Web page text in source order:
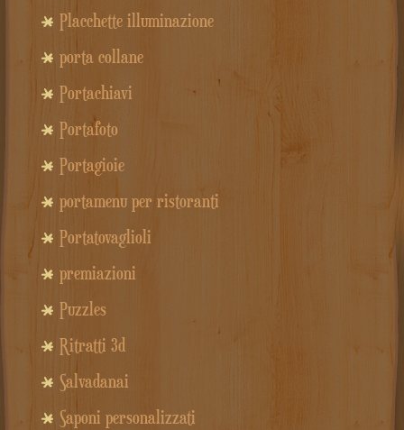
Placchette illuminazione
porta collane
Portachiavi
Portafoto
Portagioie
portamenu per ristoranti
Portatovaglioli
premiazioni
Puzzles
Ritratti 3d
Salvadanai
Saponi personalizzati